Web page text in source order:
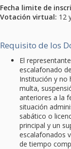
Fecha limite de
Votación virtual: 12
Requisito de los
El
escalafonado
Institución y no
multa,
anteriores a la
situación
sabático o
principal y un
escalafonados
de tiempo